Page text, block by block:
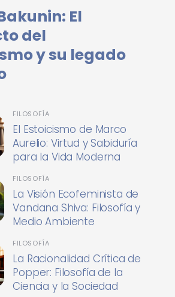
El
del
y su legado
FILOSOFÍA
El Estoicismo de Marco
Aurelio: Virtud y Sabiduría
para la Vida Moderna
FILOSOFÍA
La Visión Ecofeminista de
Vandana Shiva: Filosofía y
Medio Ambiente
FILOSOFÍA
La Racionalidad Crítica de
Popper: Filosofía de la
Ciencia y la Sociedad